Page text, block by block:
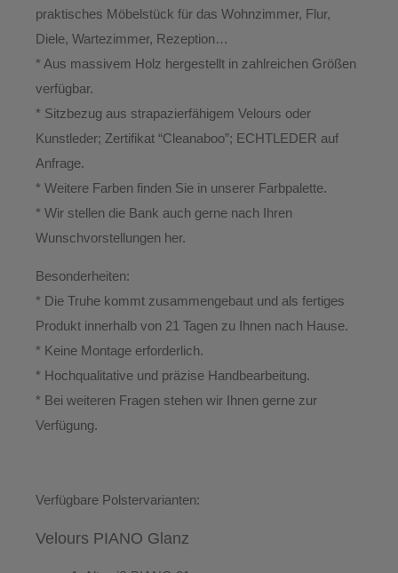
praktisches Möbelstück für das Wohnzimmer, Flur,
Diele, Wartezimmer, Rezeption…
* Aus massivem Holz hergestellt in zahlreichen Größen
verfügbar.
* Sitzbezug aus strapazierfähigem Velours oder
Kunstleder; Zertifikat “Cleanaboo”; ECHTLEDER auf
Anfrage.
* Weitere Farben finden Sie in unserer Farbpalette.
* Wir stellen die Bank auch gerne nach Ihren
Wunschvorstellungen her.
Besonderheiten:
* Die Truhe kommt zusammengebaut und als fertiges
Produkt innerhalb von 21 Tagen zu Ihnen nach Hause.
* Keine Montage erforderlich.
* Hochqualitative und präzise Handbearbeitung.
* Bei weiteren Fragen stehen wir Ihnen gerne zur
Verfügung.
Verfügbare Polstervarianten:
Velours PIANO Glanz